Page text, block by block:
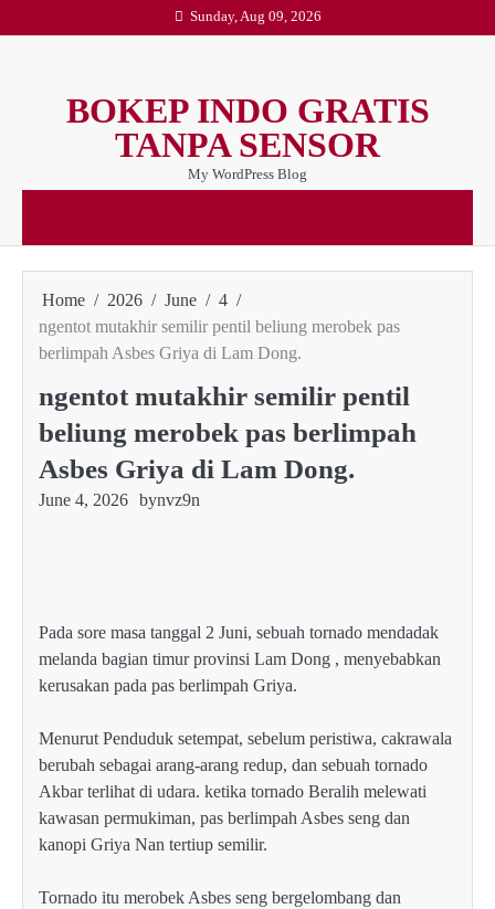
to
Sunday, Aug 09, 2026
BOKEP INDO GRATIS
TANPA SENSOR
My WordPress Blog
Home 2026 June
4
ngentot mutakhir semilir pentil beliung merobek pas
berlimpah Asbes Griya di Lam Dong.
ngentot mutakhir semilir pentil
beliung merobek pas berlimpah
Asbes Griya di Lam Dong.
June 4, 2026 bynvz9n
Pada sore masa tanggal 2 Juni, sebuah tornado mendadak
melanda bagian timur provinsi Lam Dong , menyebabkan
kerusakan pada pas berlimpah Griya.
Menurut Penduduk setempat, sebelum peristiwa, cakrawala
berubah sebagai arang-arang redup, dan sebuah tornado
Akbar terlihat di udara. ketika tornado Beralih melewati
kawasan permukiman, pas berlimpah Asbes seng dan
kanopi Griya Nan tertiup semilir.
Tornado itu merobek Asbes seng bergelombang dan